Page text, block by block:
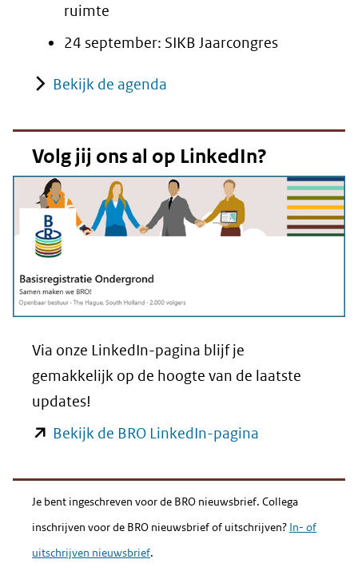
ruimte
24 september: SIKB Jaarcongres
Bekijk de agenda
Volg jij ons al op LinkedIn?
Via onze LinkedIn-pagina blijf je
gemakkelijk op de hoogte van de laatste
updates!
Bekijk de BRO LinkedIn-pagina
nieuw
venster)
(verwijst
Je bent ingeschreven voor de BRO nieuwsbrief. Collega
inschrijven voor de BRO nieuwsbrief of uitschrijven? In- of
uitschrijven nieuwsbrief.